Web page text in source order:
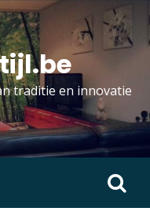
traditie en innovatie
Zoeken
naar: